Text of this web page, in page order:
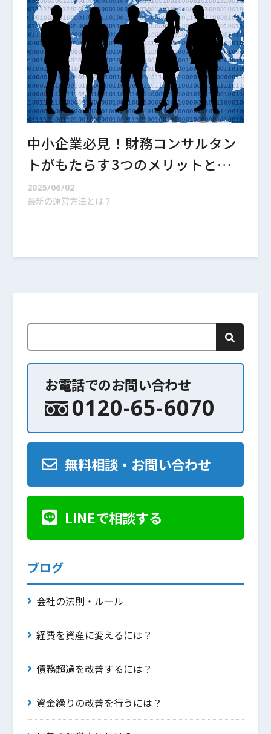
中小企業必見！財務コンサルタン
トがもたらす3つのメリットと
は？
2025/06/02
最新の運営方法とは？
お電話でのお問い合わせ
0120-65-6070
無料相談・お問い合わせ
LINEで相談する
ブログ
会社の法則・ルール
経費を資産に変えるには？
債務超過を改善するには？
資金繰りの改善を行うには？